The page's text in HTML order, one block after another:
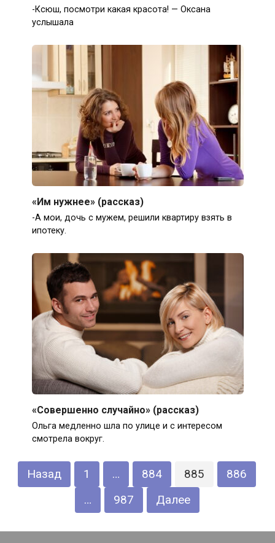
-Ксюш, посмотри какая красота! — Оксана
услышала
«Им нужнее» (рассказ)
-А мои, дочь с мужем, решили квартиру взять в
ипотеку.
«Совершенно случайно» (рассказ)
Ольга медленно шла по улице и с интересом
смотрела вокруг.
Пагинация
записей
Назад 1 … 884 885
886
…
987 Далее